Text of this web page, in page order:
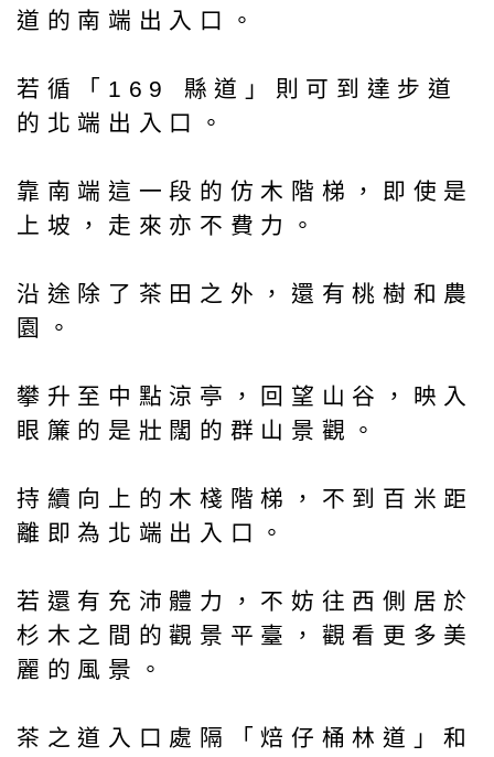
道的南端出入口。
若循「169 縣道」則可到達步道
的北端出入口。
靠南端這一段的仿木階梯，即使是
上坡，走來亦不費力。
沿途除了茶田之外，還有桃樹和農
園。
攀升至中點涼亭，回望山谷，映入
眼簾的是壯闊的群山景觀。
持續向上的木棧階梯，不到百米距
離即為北端出入口。
若還有充沛體力，不妨往西側居於
杉木之間的觀景平臺，觀看更多美
麗的風景。
茶之道入口處隔「焙仔桶林道」和